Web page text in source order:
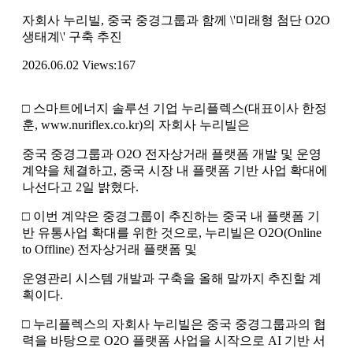
자회사 누리빌, 중국 중경그룹과 함께 \'미래형 첨단 O2O
생태계\' 구축 추진
2026.06.02 Views:167
□ 스마트에너지 솔루션 기업 누리플렉스(대표이사 한정
훈, www.nuriflex.co.kr)의 자회사 누리빌은
중국 중경그룹과 O2O 전자상거래 플랫폼 개발 및 운영
계약을 체결하고, 중국 시장 내 플랫폼 기반 사업 확대에
나선다고 2일 밝혔다.
□ 이번 계약은 중경그룹이 추진하는 중국 내 플랫폼 기
반 유통사업 확대를 위한 것으로, 누리빌은 O2O(Online
to Offline) 전자상거래 플랫폼 및
운영관리 시스템 개발과 구축을 올해 말까지 추진할 계
획이다.
□ 누리플렉스의 자회사 누리빌은 중국 중경그룹과의 협
력을 바탕으로 O2O 플랫폼 사업을 시작으로 AI 기반 서